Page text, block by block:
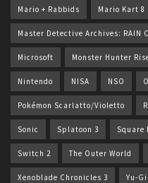
Mario + Rabbids Mario Kart 8
Master Detective Archives: RAIN
Microsoft Monster Hunter
Nintendo NISA NSO
Pokémon Scarlatto/Violetto
Sonic Splatoon 3 Square
Switch 2 The Outer World
Xenoblade Chronicles 3 Yu-